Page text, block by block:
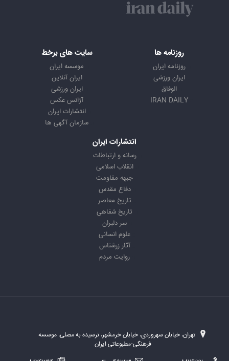
روزنامه ها
روزنامه ایران
ایران ورزشی
الوفاق
IRAN DAILY
سایت های برخط
موسسه ایران
ایران آنلاین
ایران ورزشی
آژانس عکس
انتشارات ایران
سازمان آگهی ها
انتشارات ایران
رسانه و ارتباطات
انقلاب اسلامی
جبهه مقاومت
دفاع مقدس
تاریخ معاصر
تاریخ شفاهی
سر دلبران
علوم انسانی
آثار زرشناس
روایت مردم
تهران، خیابان سهروردی، خیابان خرمشهر، نرسیده به مصلی، موسسه
فرهنگی-مطبوعاتی ایران